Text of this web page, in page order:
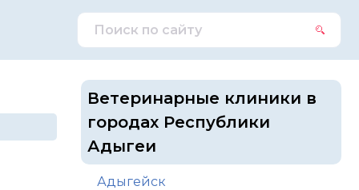
Ветеринарные клиники в
городах Республики
Адыгеи
Адыгейск